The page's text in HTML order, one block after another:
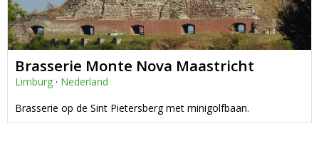
Brasserie Monte Nova Maastricht
Limburg · Nederland
Brasserie op de Sint Pietersberg met minigolfbaan.